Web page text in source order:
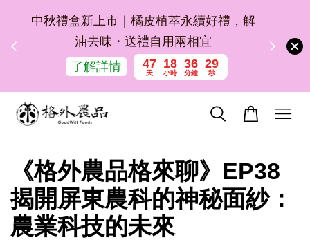
中秋禮盒新上市｜橘皮植萃永續好禮，解
油去味・送禮自用兩相宜
了解詳情
47
天
18
小時
36
分鐘
28
秒
《格外農品格來聊》EP38
揭開屏東農科的神秘面紗：
農業科技的未來